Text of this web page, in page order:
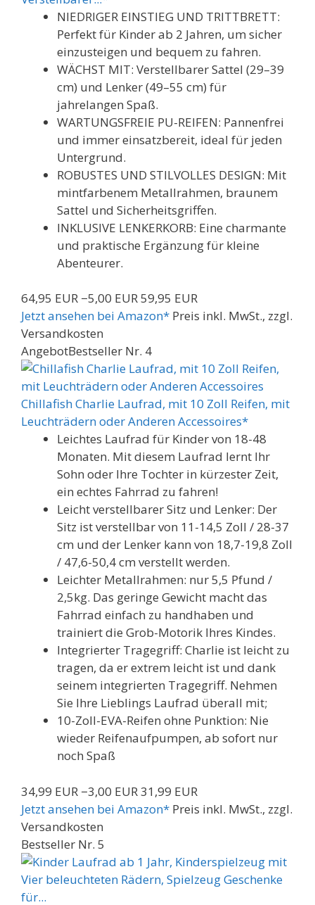
NIEDRIGER EINSTIEG UND TRITTBRETT:
Perfekt für Kinder ab 2 Jahren, um sicher
einzusteigen und bequem zu fahren.
WÄCHST MIT: Verstellbarer Sattel (29–39
cm) und Lenker (49–55 cm) für
jahrelangen Spaß.
WARTUNGSFREIE PU-REIFEN: Pannenfrei
und immer einsatzbereit, ideal für jeden
Untergrund.
ROBUSTES UND STILVOLLES DESIGN: Mit
mintfarbenem Metallrahmen, braunem
Sattel und Sicherheitsgriffen.
INKLUSIVE LENKERKORB: Eine charmante
und praktische Ergänzung für kleine
Abenteurer.
64,95 EUR −5,00 EUR59,95 EUR
Jetzt ansehen bei Amazon* Preis inkl. MwSt., zzgl.
Versandkosten
AngebotBestseller Nr. 4
Chillafish Charlie Laufrad, mit 10 Zoll Reifen, mit
Leuchträdern oder Anderen Accessoires*
Leichtes Laufrad für Kinder von 18-48
Monaten. Mit diesem Laufrad lernt Ihr
Sohn oder Ihre Tochter in kürzester Zeit,
ein echtes Fahrrad zu fahren!
Leicht verstellbarer Sitz und Lenker: Der
Sitz ist verstellbar von 11-14,5 Zoll / 28-37
cm und der Lenker kann von 18,7-19,8 Zoll
/ 47,6-50,4 cm verstellt werden.
Leichter Metallrahmen: nur 5,5 Pfund /
2,5kg. Das geringe Gewicht macht das
Fahrrad einfach zu handhaben und
trainiert die Grob-Motorik Ihres Kindes.
Integrierter Tragegriff: Charlie ist leicht zu
tragen, da er extrem leicht ist und dank
seinem integrierten Tragegriff. Nehmen
Sie Ihre Lieblings Laufrad überall mit;
10-Zoll-EVA-Reifen ohne Punktion: Nie
wieder Reifenaufpumpen, ab sofort nur
noch Spaß
34,99 EUR −3,00 EUR31,99 EUR
Jetzt ansehen bei Amazon* Preis inkl. MwSt., zzgl.
Versandkosten
Bestseller Nr. 5